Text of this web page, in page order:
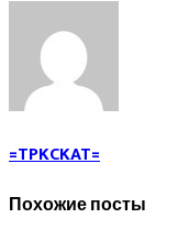
=TPKCKAT=
Похожие посты